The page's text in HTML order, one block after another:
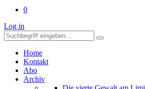
0
Log in
Home
Kontakt
Abo
Archiv